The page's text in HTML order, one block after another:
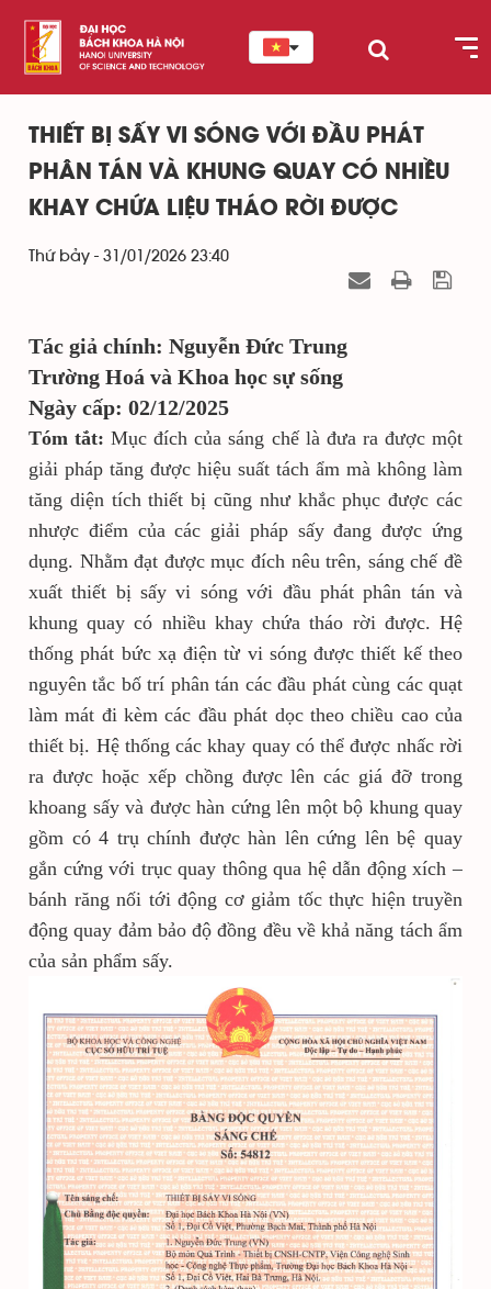
THIẾT BỊ SẤY VI SÓNG VỚI ĐẦU PHÁT
PHÂN TÁN VÀ KHUNG QUAY CÓ NHIỀU
KHAY CHỨA LIỆU THÁO RỜI ĐƯỢC
Thứ bảy - 31/01/2026 23:40
Tác giả chính: Nguyễn Đức Trung
Trường Hoá và Khoa học sự sống
Ngày cấp: 02/12/2025
Tóm tắt:Mục đích của sáng chế là đưa ra được một
giải pháp tăng được hiệu suất tách ẩm mà không làm
tăng diện tích thiết bị cũng như khắc phục được các
nhược điểm của các giải pháp sấy đang được ứng
dụng. Nhằm đạt được mục đích nêu trên, sáng chế đề
xuất thiết bị sấy vi sóng với đầu phát phân tán và
khung quay có nhiều khay chứa tháo rời được. Hệ
thống phát bức xạ điện từ vi sóng được thiết kế theo
nguyên tắc bố trí phân tán các đầu phát cùng các quạt
làm mát đi kèm các đầu phát dọc theo chiều cao của
thiết bị. Hệ thống các khay quay có thể được nhấc rời
ra được hoặc xếp chồng được lên các giá đỡ trong
khoang sấy và được hàn cứng lên một bộ khung quay
gồm có 4 trụ chính được hàn lên cứng lên bệ quay
gắn cứng với trục quay thông qua hệ dẫn động xích –
bánh răng nối tới động cơ giảm tốc thực hiện truyền
động quay đảm bảo độ đồng đều về khả năng tách ẩm
của sản phẩm sấy.